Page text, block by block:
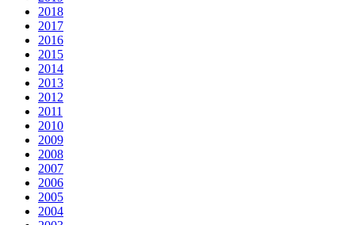
2018
2017
2016
2015
2014
2013
2012
2011
2010
2009
2008
2007
2006
2005
2004